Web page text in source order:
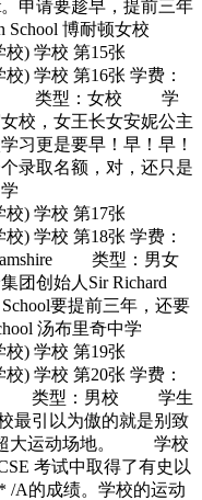
申请要趁早，提前三年
School 博耐顿女校
学费：
类型：女校 学
，女王长女安妮公主
习更是要早！早！早！
录取名额，对，还只是
中学
学费：
类型：男女
创始人Sir Richard
要提前三年，还要
汤布里奇中学
学费：
类型：男校 学生
引以为傲的就是别致
超大运动场地。 学校
考试中取得了有史以
/A的成绩。学校的运动